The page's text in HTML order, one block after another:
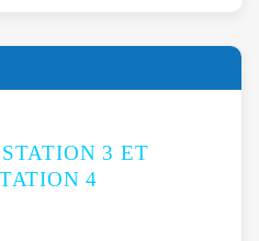
3 ET
4